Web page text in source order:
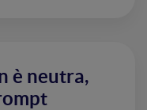
è neutra,